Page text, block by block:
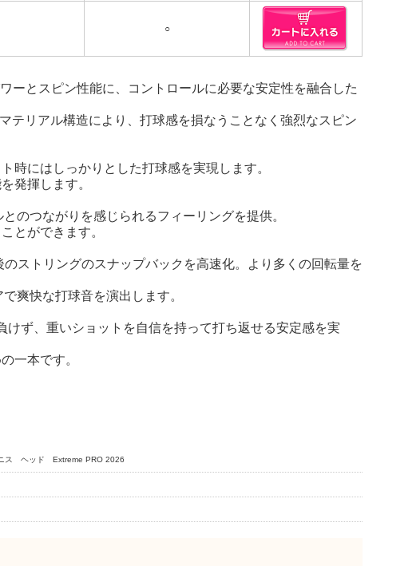
○
ーとスピン性能に、コントロールに必要な安定性を融合した
テリアル構造により、打球感を損なうことなく強烈なスピン
時にはしっかりとした打球感を実現します。
発揮します。
のつながりを感じられるフィーリングを提供。
とができます。
ストリングのスナップバックを高速化。より多くの回転量を
爽快な打球音を演出します。
ず、重いショットを自信を持って打ち返せる安定感を実
一本です。
ス ヘッド Extreme PRO 2026